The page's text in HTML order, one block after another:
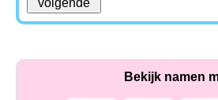
Bekijk namen